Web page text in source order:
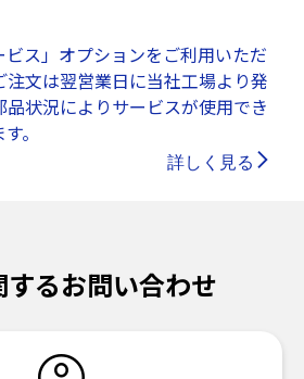
ビス」オプションをご利用いただ
注文は翌営業日に当社工場より発
状況によりサービスが使用でき
。
詳しく見る
するお問い合わせ